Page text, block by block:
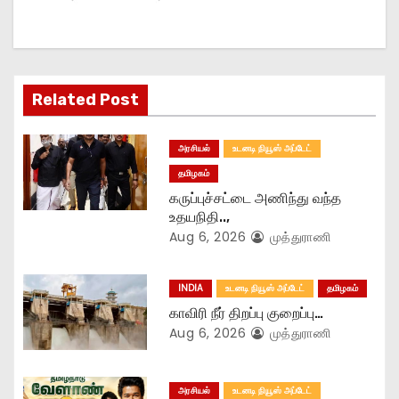
i
o
n
Related Post
அரசியல்
உடனடி நியூஸ் அப்டேட்
தமிழகம்
கருப்புச்சட்டை அணிந்து வந்த
உதயநிதி..,
Aug 6, 2026 முத்துராணி
INDIA உடனடி நியூஸ் அப்டேட் தமிழகம்
காவிரி நீர் திறப்பு குறைப்பு…
Aug 6, 2026 முத்துராணி
அரசியல் உடனடி நியூஸ் அப்டேட்